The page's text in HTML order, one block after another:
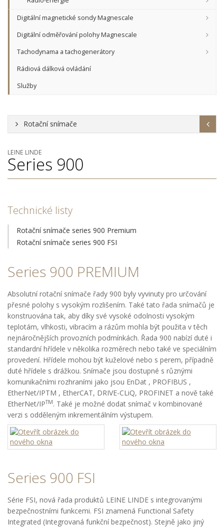
Digitální magnetické sondy Magnescale
Digitální odměřování polohy Magnescale
Tachodynama a tachogenerátory
Rádiová dálková ovládání
Služby
Rotační snímače
LEINE LINDE
Series 900
Technické listy
Rotační snímače series 900 Premium
Rotační snímače series 900 FSI
Series 900 PREMIUM
Absolutní rotační snímače řady 900 byly vyvinuty pro určování
přesné polohy s vysokým rozlišením. Také tato řada snímačů je
konstruována tak, aby díky své vysoké odolnosti vysokým
teplotám, vlhkosti, vibracím a rázům mohla být použita v těch
nejnáročnějších provozních podmínkách. Řada 900 nabízí duté i
standardní hřídele v několika rozměrech nebo také ve speciálním
provedení. Hřídele mohou být kuželové nebo s perem, případně
duté hřídele s drážkou. Snímače jsou dostupné s různými
komunikačními rozhraními jako jsou EnDat , PROFIBUS ,
EtherNet/IPTM , EtherCAT, DRIVE-CLiQ, PROFINET a nově také
EtherNet/IPTM. Také je možné dodat snímač v kombinované
verzi s odděleným inkrementálním výstupem.
Series 900 FSI
Série FSI, nová řada produktů LEINE LINDE s integrovanými
bezpečnostními funkcemi. FSI znamená Functional Safety
Integrated (Integrovaná funkční bezpečnost). Stejně jako jiný